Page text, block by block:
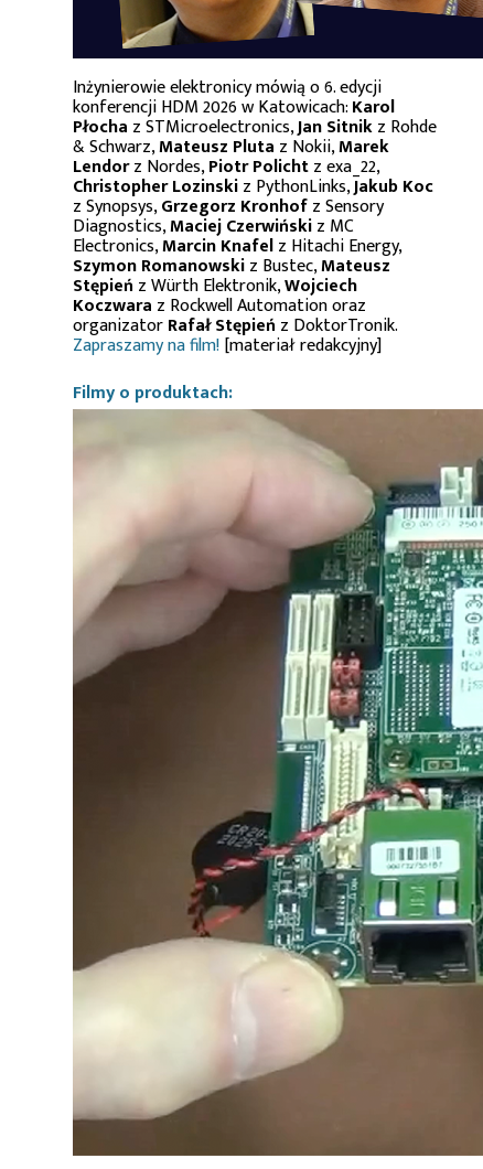
Inżynierowie elektronicy mówią o 6. edycji
konferencji HDM 2026 w Katowicach:Karol
Płocha z STMicroelectronics,Jan Sitnikz Rohde
& Schwarz,Mateusz Pluta z Nokii,Marek
Lendorz Nordes,Piotr Polichtz exa_22,
Christopher Lozinskiz PythonLinks,Jakub Koc
z Synopsys,Grzegorz Kronhofz Sensory
Diagnostics,Maciej Czerwińskiz MC
Electronics,Marcin Knafelz Hitachi Energy,
Szymon Romanowskiz Bustec,Mateusz
Stępień z Würth Elektronik,Wojciech
Koczwara z Rockwell Automation oraz
organizatorRafał Stępień z DoktorTronik.
Zapraszamy na film![materiał redakcyjny]
Filmy o produktach: